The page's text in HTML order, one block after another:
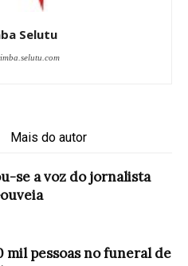
Selutu
Mais do autor
se a voz do jornalista
mil pessoas no funeral de